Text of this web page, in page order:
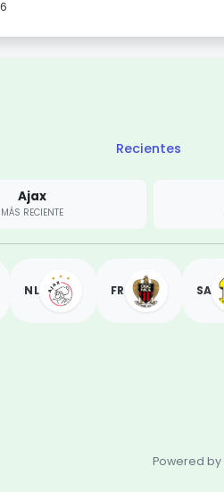
Recientes
Ajax
MÁS RECIENTE
NL FR SA
Powered